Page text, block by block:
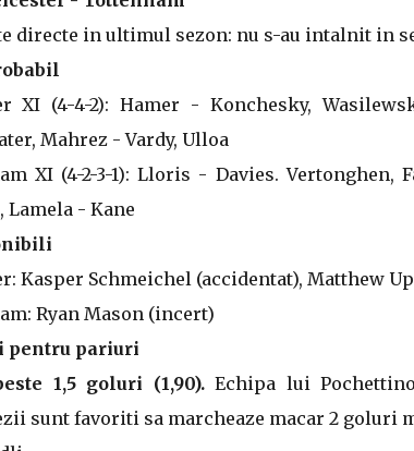
directe in ultimul sezon: nu s-au intalnit in
XI (4-4-2): Hamer - Konchesky,
Mahrez - Vardy, Ulloa
XI (4-2-3-1): Lloris - Davies. Vertonghen,
Lamela - Kane
Kasper Schmeichel (accidentat), Matthew
Ryan Mason (incert)
pentru pariuri
1,5 goluri (1,90).Echipa lui
sunt favoriti sa marcheaze macar 2 goluri